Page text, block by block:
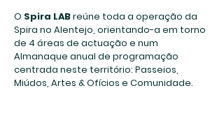
O Spira LABreúne toda a operação da
Spira no Alentejo, orientando-a em torno
de 4 áreas de actuação e num
Almanaque anual de programação
centrada neste território: Passeios,
Miúdos, Artes & Ofícios e Comunidade.